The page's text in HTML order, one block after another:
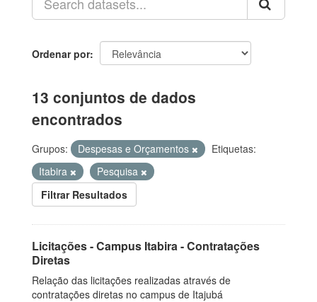
Ordenar por
13 conjuntos de dados
encontrados
Grupos: Despesas e Orçamentos
Etiquetas:
Itabira
Pesquisa
Filtrar Resultados
Licitações - Campus Itabira - Contratações
Diretas
Relação das licitações realizadas através de
contratações diretas no campus de Itajubá